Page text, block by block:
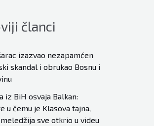
članci
izazvao nezapamćen
skandal i obrukao Bosnu i
iz BiH osvaja Balkan:
u čemu je Klasova tajna,
sve otkrio u videu